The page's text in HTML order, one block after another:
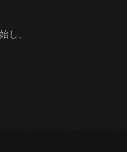
し、